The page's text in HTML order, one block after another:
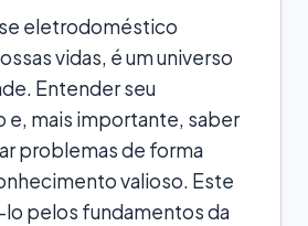
eletrodoméstico
vidas, é um universo
Entender seu
e, mais importante, saber
problemas de forma
valioso. Este
lo pelos fundamentos da